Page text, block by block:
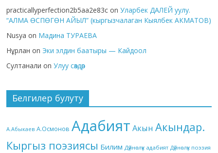
practicallyperfection2b5aa2e83c onУларбек ДАЛЕЙ уулу.
“АЛМА ӨСПӨГӨН АЙЫЛ” (кыргызчалаган Кыялбек АКМАТОВ)
Nusya on Мадина ТУРАЕВА
Нұрлан on Эки элдин баатыры — Кайдоол
Султанали onУлуу сөздөр
Белгилер булуту
А.Абыкаев А.Осмонов Адабият Акын Акындар.
Кыргыз поэзиясы Билим Дүйнөлүк адабият Дүйнөлүк поэзия